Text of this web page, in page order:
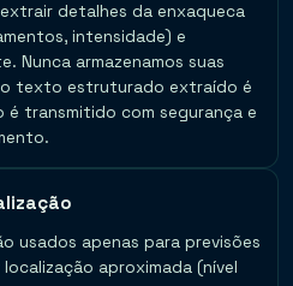
detalhes da enxaqueca
intensidade) e
Nunca armazenamos suas
o texto estruturado extraído é
é transmitido com segurança e
usados apenas para previsões
aproximada (nível